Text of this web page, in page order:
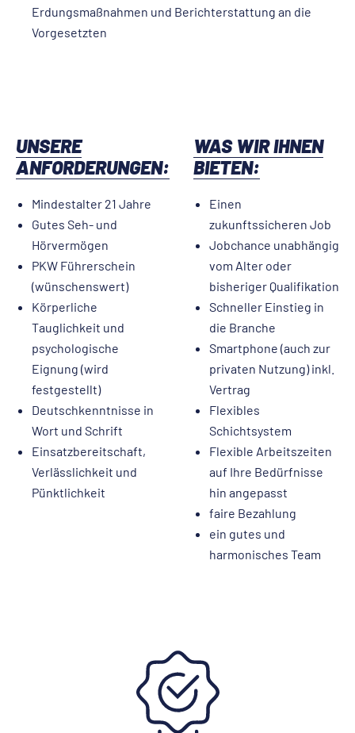
Erdungsmaßnahmen und Berichterstattung an die
Vorgesetzten
UNSERE
ANFORDERUNGEN:
Mindestalter 21 Jahre
Gutes Seh- und
Hörvermögen
PKW Führerschein
(wünschenswert)
Körperliche
Tauglichkeit und
psychologische
Eignung (wird
festgestellt)
Deutschkenntnisse in
Wort und Schrift
Einsatzbereitschaft,
Verlässlichkeit und
Pünktlichkeit
WAS WIR IHNEN
BIETEN:
Einen
zukunftssicheren Job
Jobchance unabhängig
vom Alter oder
bisheriger Qualifikation
Schneller Einstieg in
die Branche
Smartphone (auch zur
privaten Nutzung) inkl.
Vertrag
Flexibles
Schichtsystem
Flexible Arbeitszeiten
auf Ihre Bedürfnisse
hin angepasst
faire Bezahlung
ein gutes und
harmonisches Team